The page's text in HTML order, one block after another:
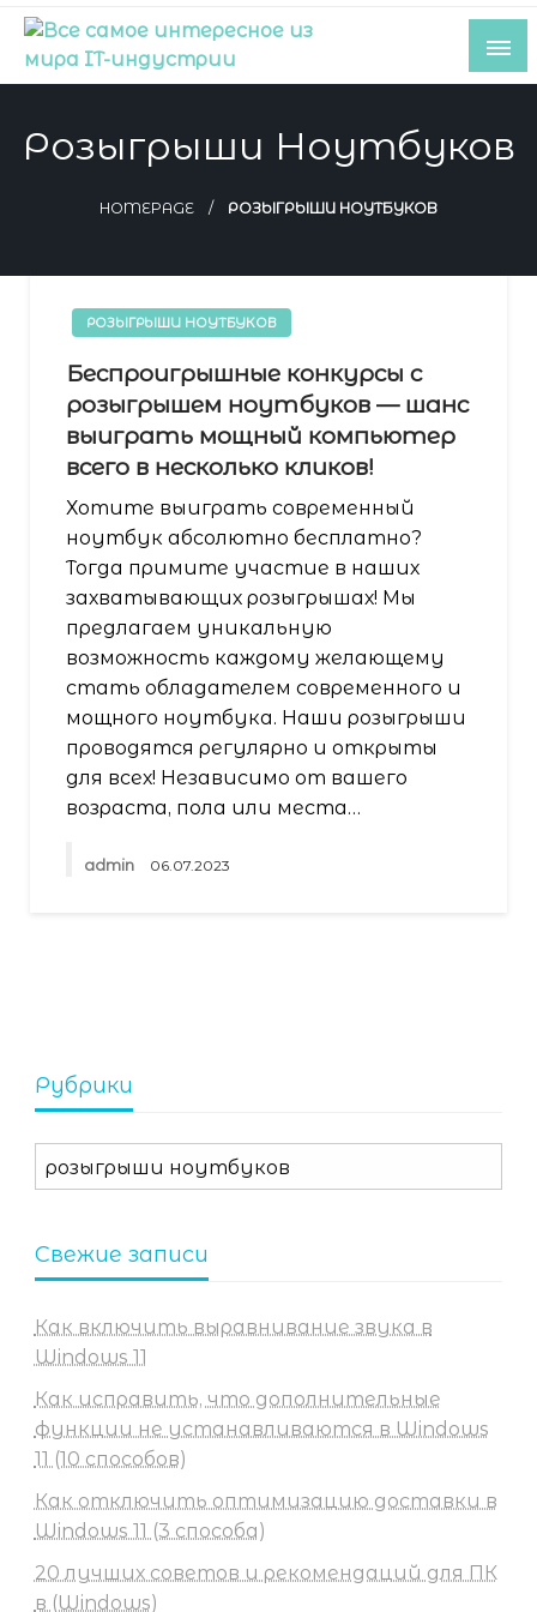
Skip
content
Все самое интересное из мира IT-
индустрии
Розыгрыши Ноутбуков
HOMEPAGE РОЗЫГРЫШИ НОУТБУКОВ
РОЗЫГРЫШИ НОУТБУКОВ
Беспроигрышные конкурсы с
розыгрышем ноутбуков — шанс
выиграть мощный компьютер
всего в несколько кликов!
Хотите выиграть современный
ноутбук абсолютно бесплатно?
Тогда примите участие в наших
захватывающих розыгрышах! Мы
предлагаем уникальную
возможность каждому желающему
стать обладателем современного и
мощного ноутбука. Наши розыгрыши
проводятся регулярно и открыты
для всех! Независимо от вашего
возраста, пола или места…
admin 06.07.2023
Рубрики
Свежие записи
Как включить выравнивание звука в
Windows 11
Как исправить, что дополнительные
функции не устанавливаются в Windows
11 (10 способов)
Как отключить оптимизацию доставки в
Windows 11 (3 способа)
20 лучших советов и рекомендаций для ПК
в (Windows)